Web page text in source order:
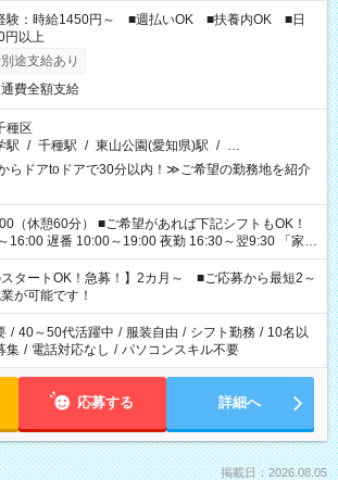
験：時給1450円～ ■週払いOK ■扶養内OK ■日
円以上
途支給あり
費全額支給
種区
駅 / 千種駅 / 東山公園(愛知県)駅 / …
らドアtoドアで30分以内！≫ご希望の勤務地を紹介
■ご希望があれば下記シフトもOK！
遅番 10:00～19:00 夜勤 16:30～翌9:30 「家族
わせたい」 「余裕を持って夕飯の準備がしたい」
残業はしたくない」 など、ご希望を教えてください
のお仕事の勤務時間。 合計で週40時間を超える場
きません。
スタートOK！急募！】2カ月～ ■ご応募から最短2～
が可能です！
/ 40～50代活躍中 / 服装自由 / シフト勤務 / 10名以
集 / 電話対応なし / パソコンスキル不要
応募する 詳細へ
掲載日：2026.08.05